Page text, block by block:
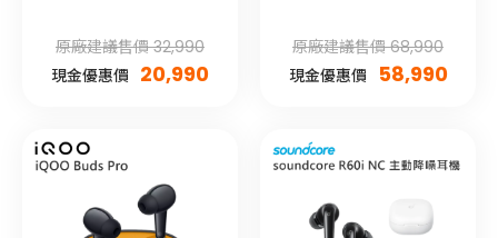
原廠建議售價 32,990
現金優惠價 20,990
原廠建議售價 68,990
現金優惠價
58,990